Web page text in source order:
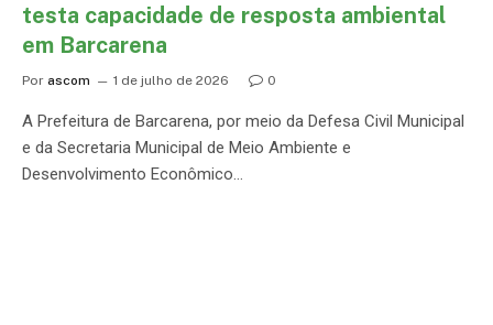
testa capacidade de resposta ambiental
em Barcarena
Por ascom 1 de julho de 2026 0
A Prefeitura de Barcarena, por meio da Defesa Civil Municipal
e da Secretaria Municipal de Meio Ambiente e
Desenvolvimento Econômico…